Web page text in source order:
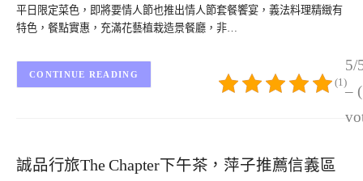
平日限定菜色，即將要情人節也推出情人節套餐饗宴，義法料理精緻有
特色，餐點實惠，充滿花藝植栽造景餐廳，非…
5/
–
(1)
CONTINUE READING
誠品行旅The Chapter下午茶，萍子推薦信義區